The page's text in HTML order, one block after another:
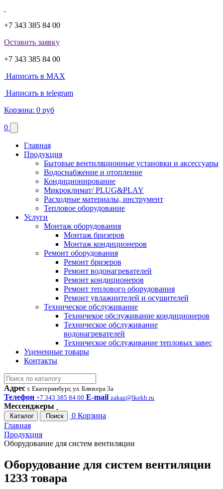
+7 343 385 84 00
Оставить заявку
+7 343 385 84 00
Написать в MAX
Написать в telegram
Корзина: 0 руб
0
Главная
Продукция
Бытовые вентиляционные установки и аксессуары
Водоснабжение и отопление
Кондиционирование
Микроклимат/ PLUG&PLAY
Расходные материалы, инструмент
Тепловое оборудование
Услуги
Монтаж оборудования
Монтаж бризеров
Монтаж кондиционеров
Ремонт оборудования
Ремонт бризеров
Ремонт водонагревателей
Ремонт кондиционеров
Ремонт теплового оборудования
Ремонт увлажнителей и осушителей
Техническое обслуживание
Техничекое обслуживание кондиционеров
Техническое обслуживание
водонагревателей
Техническое обслуживание тепловых завес
Уцененные товары
Контакты
Адрес г. Екатеринбург, ул. Блюхера 3а
Телефон +7 343 385 84 00 E-mail zakaz@lkekb.ru
Мессенджеры
Каталог Поиск 0 Корзина
Главная
Продукция
Оборудование для систем вентиляции
Оборудование для систем вентиляции
1233 товара